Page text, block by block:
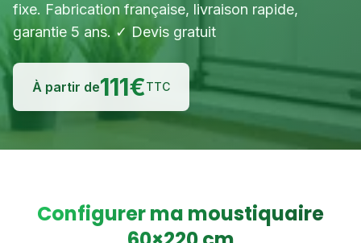
fixe. Fabrication française, livraison rapide,
garantie 5 ans. ✓ Devis gratuit
À partir de111€TTC
Configurer ma moustiquaire